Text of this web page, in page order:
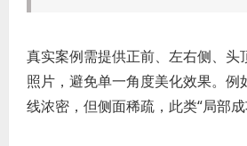
真实案例需提供正前、左右侧、头
照片，避免单一角度美化效果。例
线浓密，但侧面稀疏，此类“局部成